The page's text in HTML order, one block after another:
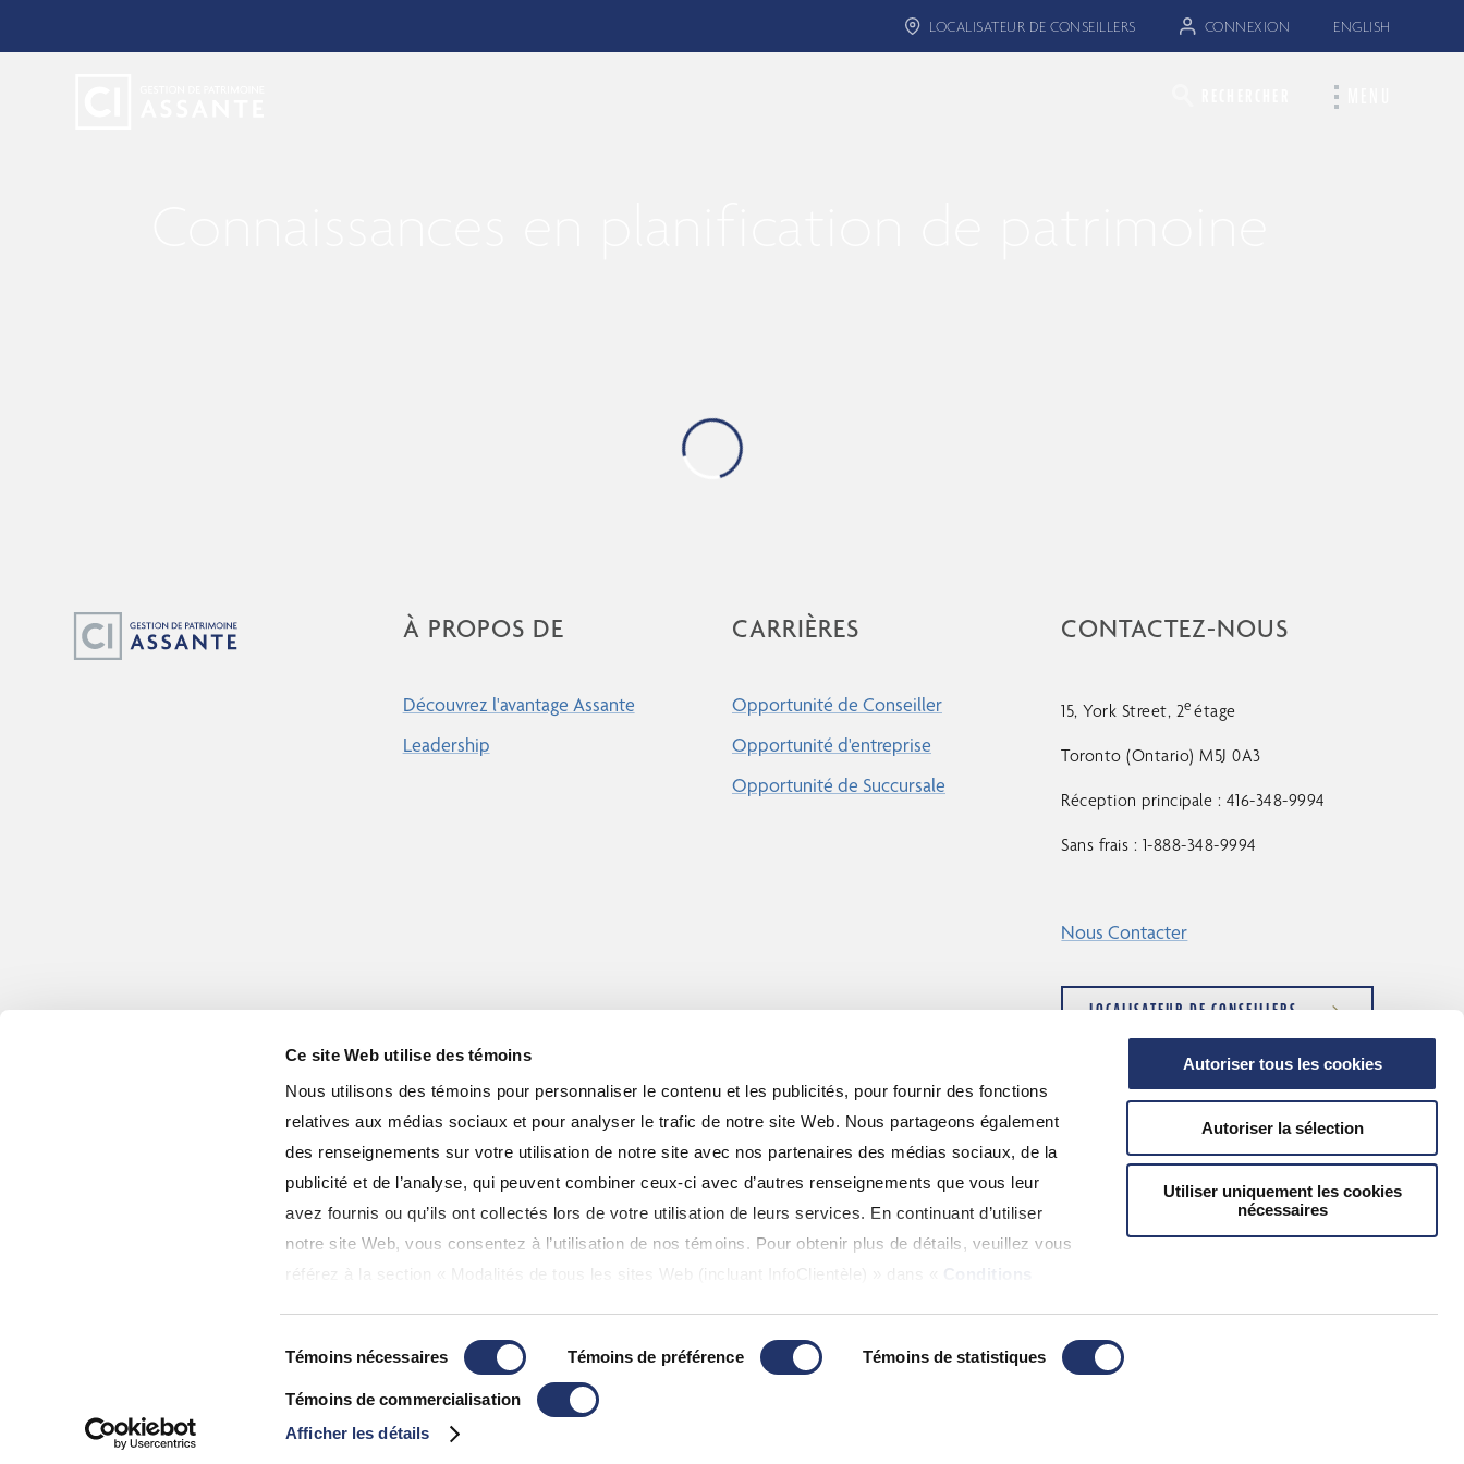
Ce site Web utilise des témoins
Nous utilisons des témoins pour personnaliser le contenu et les publicités, pour fournir des fonctions
relatives aux médias sociaux et pour analyser le trafic de notre site Web. Nous partageons également
des renseignements sur votre utilisation de notre site avec nos partenaires des médias sociaux, de la
publicité et de l’analyse, qui peuvent combiner ceux-ci avec d’autres renseignements que vous leur
avez fournis ou qu’ils ont collectés lors de votre utilisation de leurs services. En continuant d’utiliser
notre site Web, vous consentez à l’utilisation de nos témoins. Pour obtenir plus de détails, veuillez vous
référez à la section « Modalités de tous les sites Web (incluant InfoClientèle) » dans «
Conditions
du
consentement
Témoins nécessaires Témoins de préférence Témoins de statistiques
Témoins de commercialisation
Afficher les détails
Autoriser tous les cookies
Autoriser la sélection
Utiliser uniquement les cookies
nécessaires
LOCALISATEUR DE CONSEILLERS CONNEXION ENGLISH
À PROPOS DE
Découvrez l'avantage Assante
Leadership
CARRIÈRES
Opportunité de Conseiller
Opportunité d'entreprise
Opportunité de Succursale
CONTACTEZ-NOUS
15, York Street, 2e étage
Toronto (Ontario) M5J 0A3
Réception principale : 416-348-9994
Sans frais : 1-888-348-9994
Nous Contacter
LOCALISATEUR DE CONSEILLERS
© 2026 Gestion de Patrimoine Assante CI. Tous les Droits sont Réservés.
Avis juridiques et de non-responsabilité
Méfiez-vous des sites Web non affiliés ou frauduleux se faisant passer pour Gestion de patrimoine Assante.